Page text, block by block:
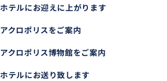
ホテルにお迎えに上がります
アクロポリスをご案内
アクロポリス博物館をご案内
ホテルにお送り致します